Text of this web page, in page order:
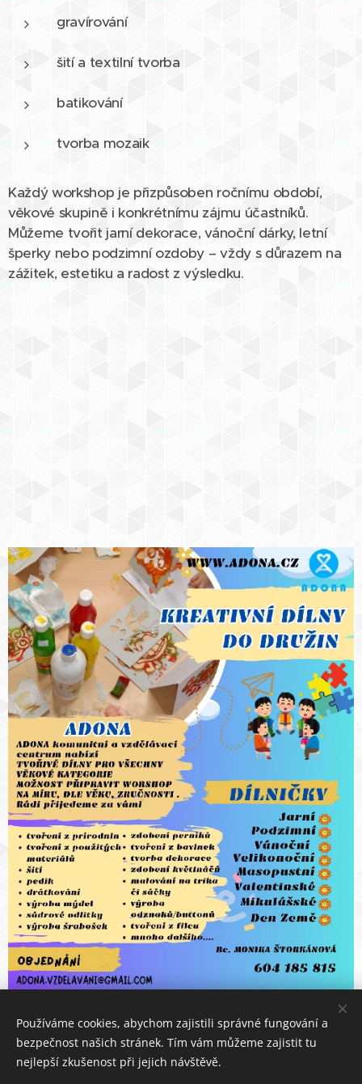
gravírování
šití a textilní tvorba
batikování
tvorba mozaik
Každý workshop je přizpůsoben ročnímu období,
věkové skupině i konkrétnímu zájmu účastníků.
Můžeme tvořit jarní dekorace, vánoční dárky, letní
šperky nebo podzimní ozdoby – vždy s důrazem na
zážitek, estetiku a radost z výsledku.
Používáme cookies, abychom zajistili správné fungování a
bezpečnost našich stránek. Tím vám můžeme zajistit tu
nejlepší zkušenost při jejich návštěvě.